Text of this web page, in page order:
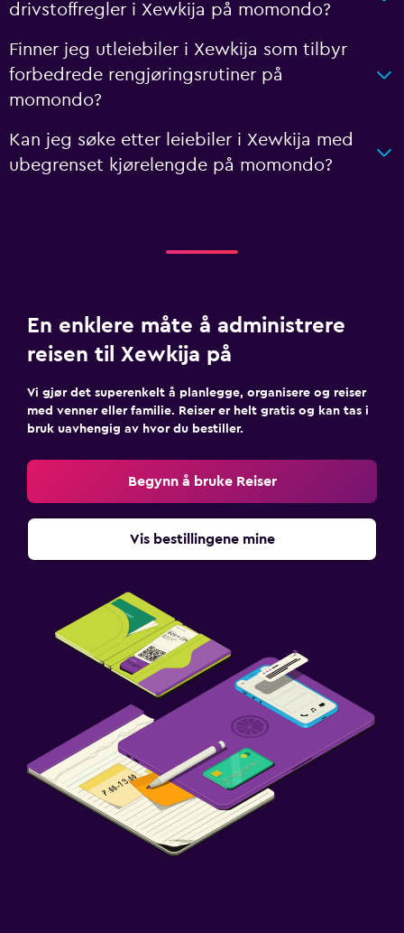
drivstoffregler i Xewkija på momondo?
Finner jeg utleiebiler i Xewkija som tilbyr
forbedrede rengjøringsrutiner på
momondo?
Kan jeg søke etter leiebiler i Xewkija med
ubegrenset kjørelengde på momondo?
En enklere måte å administrere
reisen til Xewkija på
Vi gjør det superenkelt å planlegge, organisere og reiser
med venner eller familie. Reiser er helt gratis og kan tas i
bruk uavhengig av hvor du bestiller.
Begynn å bruke Reiser
Vis bestillingene mine